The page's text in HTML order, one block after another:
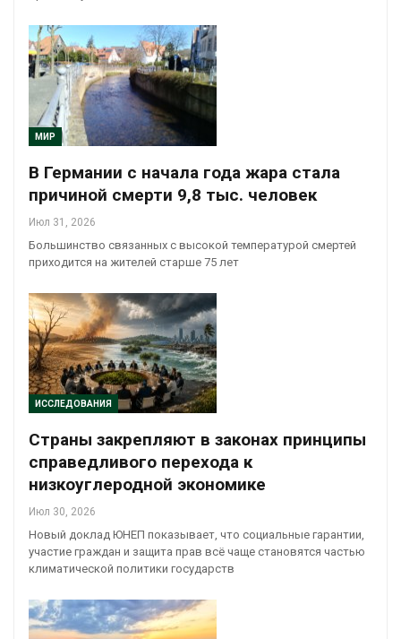
МИР
В Германии с начала года жара стала
причиной смерти 9,8 тыс. человек
Июл 31, 2026
Большинство связанных с высокой температурой смертей
приходится на жителей старше 75 лет
ИССЛЕДОВАНИЯ
Страны закрепляют в законах принципы
справедливого перехода к
низкоуглеродной экономике
Июл 30, 2026
Новый доклад ЮНЕП показывает, что социальные гарантии,
участие граждан и защита прав всё чаще становятся частью
климатической политики государств